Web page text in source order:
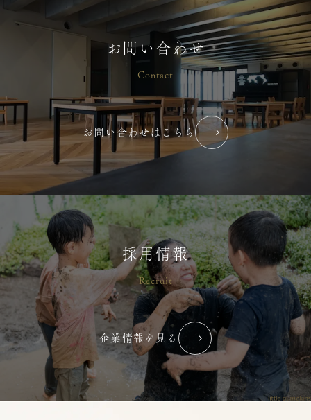
お問い合わせ
Contact
お問い合わせはこちら
採用情報
Recruit
企業情報を見る